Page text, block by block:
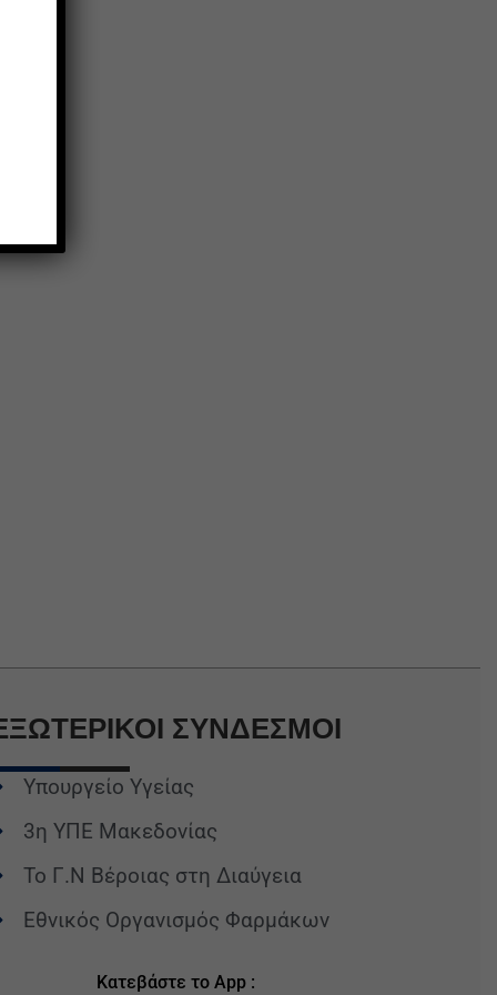
ΣΥΝΔΕΣΜΟΙ
Υπουργείο Υγείας
3η ΥΠΕ Μακεδονίας
Το Γ.Ν Βέροιας στη Διαύγεια
Εθνικός Οργανισμός Φαρμάκων
Κατεβάστε το App :